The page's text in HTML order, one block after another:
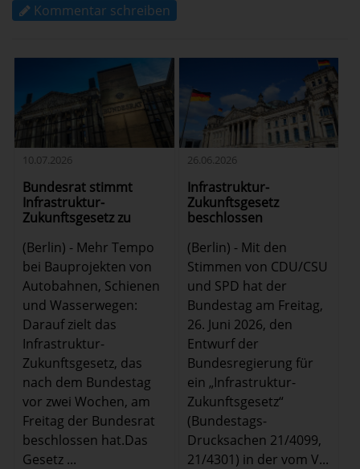
Kommentar schreiben
10.07.2026
Bundesrat stimmt
Infrastruktur-
Zukunftsgesetz zu
(Berlin) - Mehr Tempo
bei Bauprojekten von
Autobahnen, Schienen
und Wasserwegen:
Darauf zielt das
Infrastruktur-
Zukunftsgesetz, das
nach dem Bundestag
vor zwei Wochen, am
Freitag der Bundesrat
beschlossen hat.Das
Gesetz ...
26.06.2026
Infrastruktur-
Zukunftsgesetz
beschlossen
(Berlin) - Mit den
Stimmen von CDU/CSU
und SPD hat der
Bundestag am Freitag,
26. Juni 2026, den
Entwurf der
Bundesregierung für
ein „Infrastruktur-
Zukunftsgesetz“
(Bundestags-
Drucksachen 21/4099,
21/4301) in der vom V...